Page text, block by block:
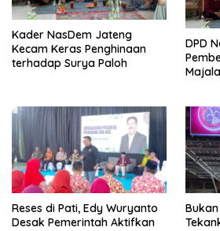
Kader NasDem Jateng
Kecam Keras Penghinaan
terhadap Surya Paloh
DPD
Reses di Pati, Edy Wuryanto
Desak Pemerintah Aktifkan
Bukan